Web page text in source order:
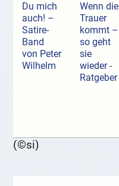
Du mich
auch! –
Satire-
Band
von Peter
Wilhelm
Wenn die
Trauer
kommt –
so geht
sie
wieder -
Ratgeber
(©si)